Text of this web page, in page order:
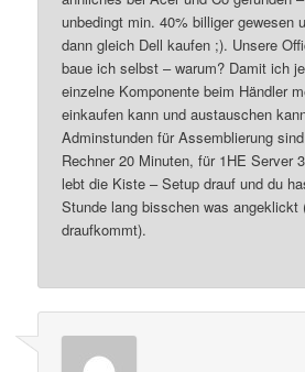
unbedingt min. 40% billiger gewesen
dann gleich Dell kaufen ;). Unsere
baue ich selbst – warum? Damit ich
einzelne Komponente beim Händler
einkaufen kann und austauschen
Adminstunden für Assemblierung
Rechner 20 Minuten, für 1HE Server
lebt die Kiste – Setup drauf und du
Stunde lang bisschen was angeklickt
draufkommt).